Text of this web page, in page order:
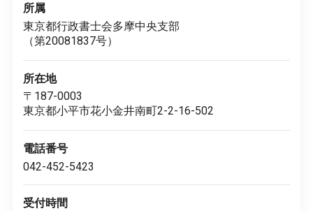
所属
東京都行政書士会多摩中央支部
（第20081837号）
所在地
〒187-0003
東京都小平市花小金井南町2-2-16-502
電話番号
042-452-5423
受付時間